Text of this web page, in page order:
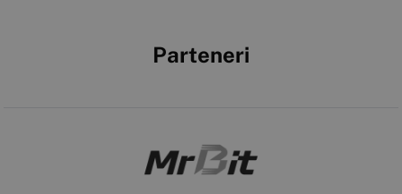
Parteneri